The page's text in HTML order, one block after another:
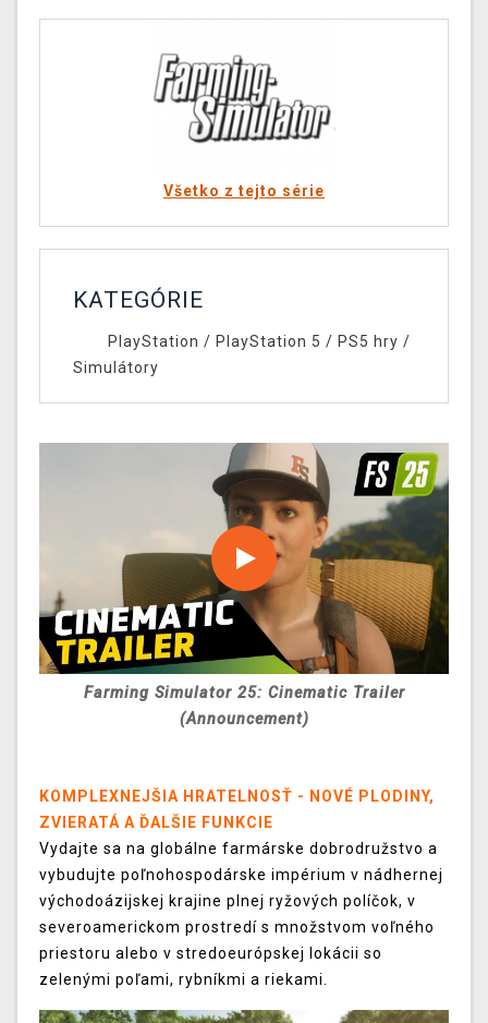
Všetko z tejto série
KATEGÓRIE
PlayStation / PlayStation 5 / PS5 hry /
Simulátory
Farming Simulator 25: Cinematic Trailer
(Announcement)
KOMPLEXNEJŠIA HRATELNOSŤ - NOVÉ PLODINY,
ZVIERATÁ A ĎALŠIE FUNKCIE
Vydajte sa na globálne farmárske dobrodružstvo a
vybudujte poľnohospodárske impérium v ​​nádhernej
východoázijskej krajine plnej ryžových políčok, v
severoamerickom prostredí s množstvom voľného
priestoru alebo v stredoeurópskej lokácii so
zelenými poľami, rybníkmi a riekami.